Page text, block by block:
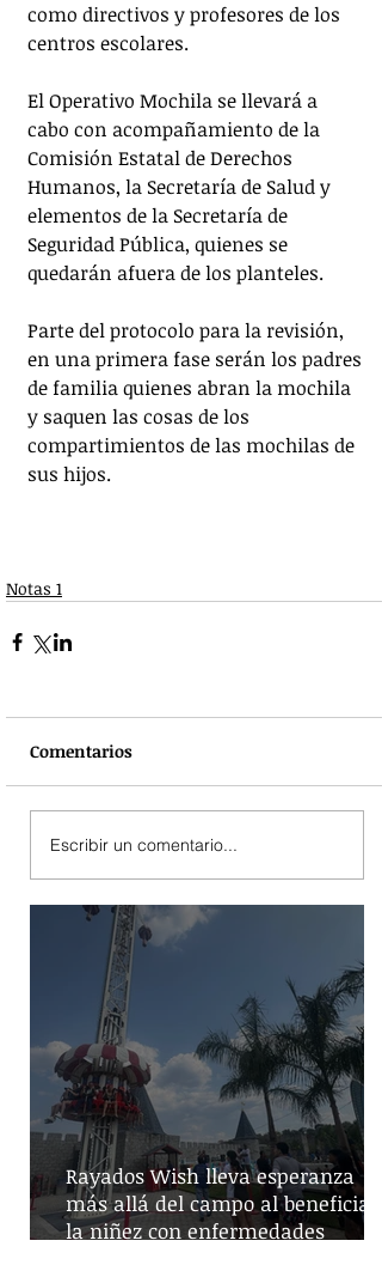
como directivos y profesores de los
centros escolares.
El Operativo Mochila se llevará a
cabo con acompañamiento de la
Comisión Estatal de Derechos
Humanos, la Secretaría de Salud y
elementos de la Secretaría de
Seguridad Pública, quienes se
quedarán afuera de los planteles.
Parte del protocolo para la revisión,
en una primera fase serán los padres
de familia quienes abran la mochila
y saquen las cosas de los
compartimientos de las mochilas de
sus hijos.
Notas 1
Comentarios
Escribir un comentario...
Rayados Wish lleva esperanza
más allá del campo al beneficiar a
la niñez con enfermedades